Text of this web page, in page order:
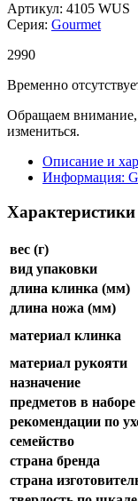
Артикул: 4105 WUS
Серия: Gourmet
2990
Временно
Обращаем внимание,
измениться.
Описание и
Информация:
Характеристики
вес (г)
вид упаковки
длина клинка (мм)
длина ножа (мм)
материал клинка
материал рукояти
назначение
предметов в
рекомендации по
семейство
страна бренда
страна